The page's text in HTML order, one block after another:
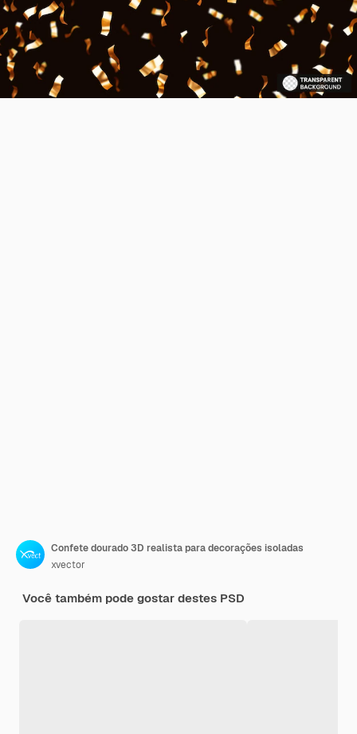
Confete dourado 3D realista para decorações isoladas
xvector
Você também pode gostar destes PSD